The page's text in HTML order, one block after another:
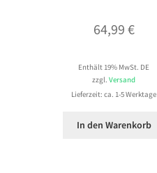
64,99 €
Enthält 19% MwSt. DE
zzgl.Versand
Lieferzeit: ca. 1-5 Werktage
In den Warenkorb